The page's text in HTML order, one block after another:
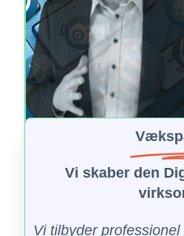
Vi skaber den
Vi tilbyder